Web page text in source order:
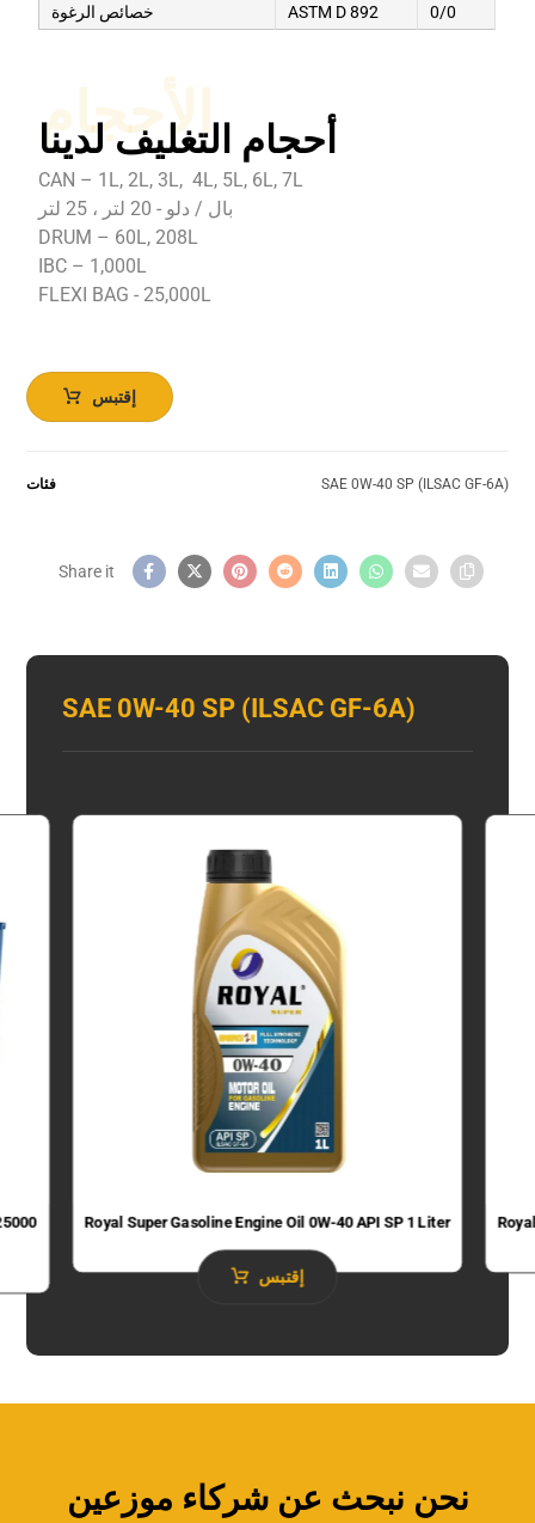
خصائص الرغوة ASTM D 892 0/0
الأحجام
أحجام التغليف لدينا
CAN – 1L, 2L, 3L, 4L, 5L, 6L, 7L
بال / دلو - 20 لتر ، 25 لتر
DRUM – 60L, 208L
IBC – 1,000L
FLEXI BAG - 25,000L
إقتبس
فئات SAE 0W-40 SP (ILSAC GF-6A)
SAE 0W-40 SP (ILSAC GF-6A)
Royal Super Gasoline Engine Oil 0W-40 API SP 1 Liter
إقتبس
نحن نبحث عن شركاء موزعين